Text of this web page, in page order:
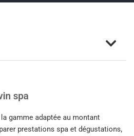
spa
gamme adaptée au montant
prestations spa et dégustations,